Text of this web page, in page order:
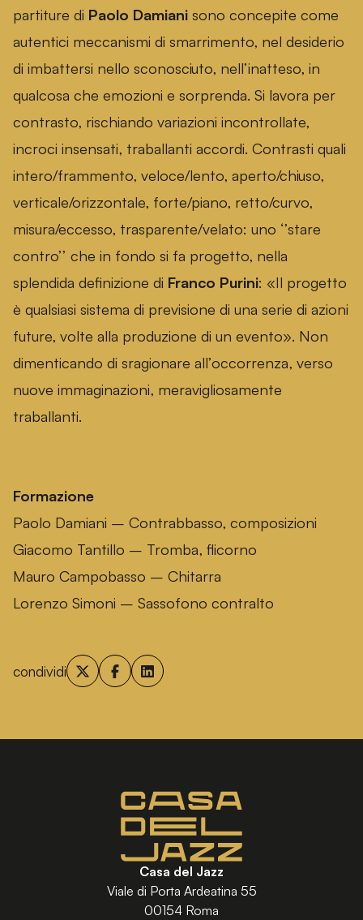
partiture di Paolo Damiani sono concepite come
autentici meccanismi di smarrimento, nel desiderio
di imbattersi nello sconosciuto, nell’inatteso, in
qualcosa che emozioni e sorprenda. Si lavora per
contrasto, rischiando variazioni incontrollate,
incroci insensati, traballanti accordi. Contrasti quali
intero/frammento, veloce/lento, aperto/chiuso,
verticale/orizzontale, forte/piano, retto/curvo,
misura/eccesso, trasparente/velato: uno ‘’stare
contro’’ che in fondo si fa progetto, nella
splendida definizione di Franco Purini: «Il progetto
è qualsiasi sistema di previsione di una serie di azioni
future, volte alla produzione di un evento». Non
dimenticando di sragionare all’occorrenza, verso
nuove immaginazioni, meravigliosamente
traballanti.
Formazione
Paolo Damiani – Contrabbasso, composizioni
Giacomo Tantillo – Tromba, flicorno
Mauro Campobasso – Chitarra
Lorenzo Simoni – Sassofono contralto
condividi
Casa del Jazz
Viale di Porta Ardeatina 55
00154 Roma